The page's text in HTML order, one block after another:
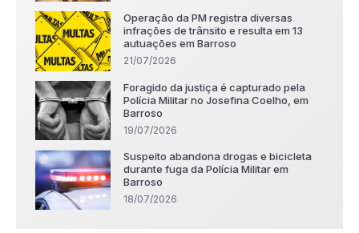
Operação da PM registra diversas
infrações de trânsito e resulta em 13
autuações em Barroso
21/07/2026
Foragido da justiça é capturado pela
Polícia Militar no Josefina Coelho, em
Barroso
19/07/2026
Suspeito abandona drogas e bicicleta
durante fuga da Polícia Militar em
Barroso
18/07/2026